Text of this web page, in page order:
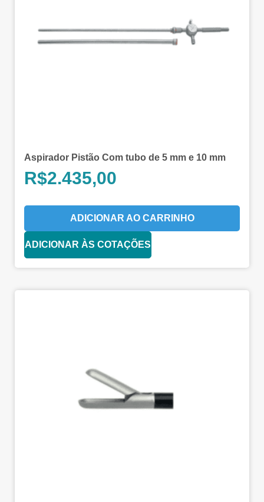
Aspirador Pistão Com tubo de 5 mm e 10 mm
R$2.435,00
ADICIONAR AO CARRINHO
ADICIONAR ÀS COTAÇÕES